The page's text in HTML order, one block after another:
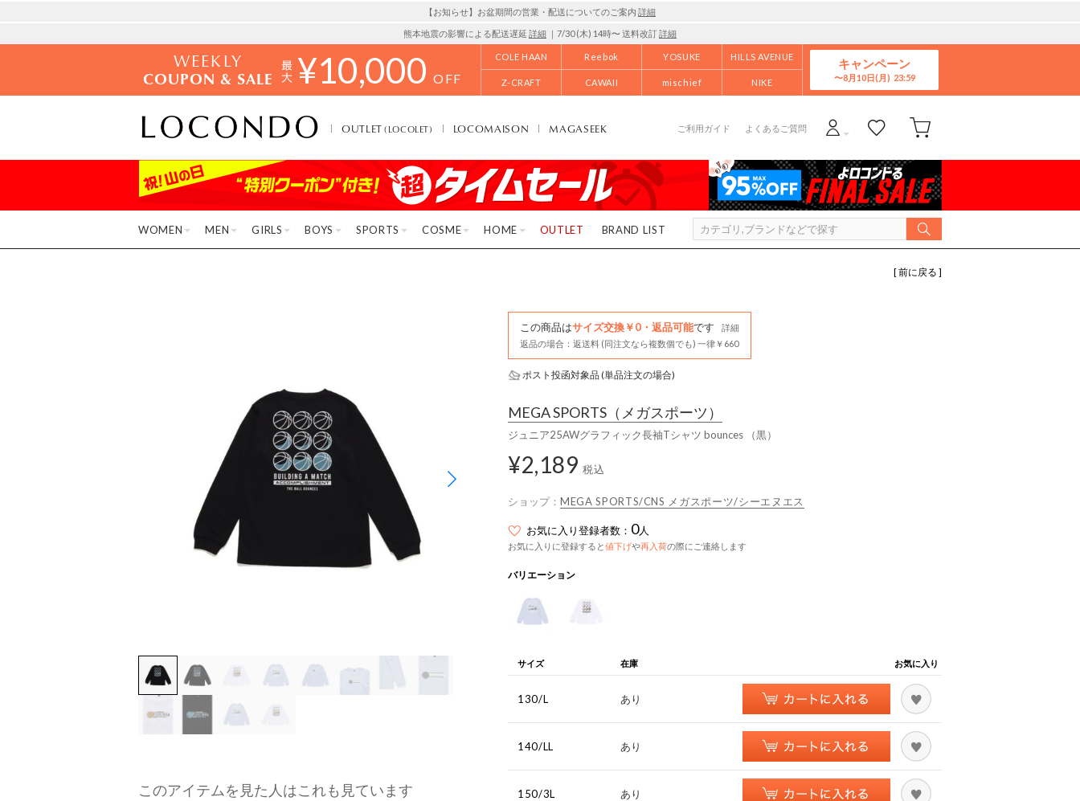
【お知らせ】お盆期間の営業・配送についてのご案内 詳細
熊本地震の影響による配送遅延 詳細 ｜7/30 (木) 14時〜 送料改訂詳細
WEEKLY
COUPON & SALE ¥10,000 OFF
COLE HAAN Reebok YOSUKE HILLS AVENUE
Z-CRAFT CAWAII mischief NIKE
キャンペーン
8月10日(月)
OUTLET(LOCOLET) LOCOMAISON MAGASEEK ご利用ガイド よくあるご質問
WOMEN MEN GIRLS BOYS SPORTS COSME HOME OUTLET BRAND LIST
[ 前に戻る ]
このアイテムを見た人はこれも見ています
この商品はサイズ交換￥0・返品可能です
詳細
返品の場合：返送料 (同注文なら複数個でも) 一律￥660
ポスト投函対象品 (単品注文の場合)
MEGA SPORTS （メガスポーツ）
ジュニア25AWグラフィック長袖Tシャツ bounces （黒）
¥2,189 税込
ショップ： MEGA SPORTS/CNS メガスポーツ/シーエヌエス
お気に入り登録者数： 0人
お気に入りに登録すると値下げや再入荷の際にご連絡します
バリエーション
サイズ 在庫 お気に入り
130/L あり
140/LL あり
150/3L あり